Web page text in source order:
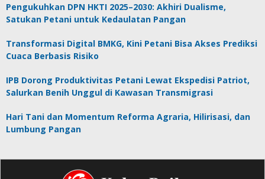
Pengukuhkan DPN HKTI 2025–2030: Akhiri Dualisme,
Satukan Petani untuk Kedaulatan Pangan
Transformasi Digital BMKG, Kini Petani Bisa Akses Prediksi
Cuaca Berbasis Risiko
IPB Dorong Produktivitas Petani Lewat Ekspedisi Patriot,
Salurkan Benih Unggul di Kawasan Transmigrasi
Hari Tani dan Momentum Reforma Agraria, Hilirisasi, dan
Lumbung Pangan